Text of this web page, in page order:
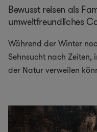
Bewusst reisen als
umweltfreundliches
Während der Winter
Sehnsucht nach
der Natur verweilen